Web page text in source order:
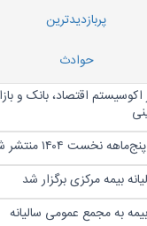
پربازدیدترین
حوادث
اقتصاد، بانک و
۱۴۰۴ منتشر شد
بیمه مرکزی برگزار شد
به مجمع عمومی سالیانه